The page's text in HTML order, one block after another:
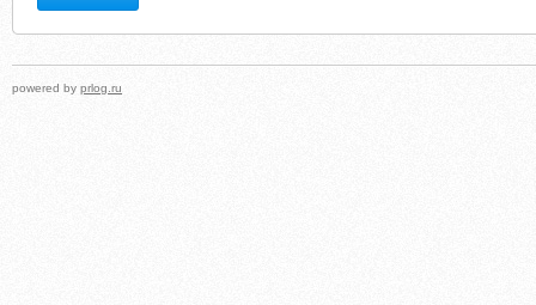
powered by prlog.ru